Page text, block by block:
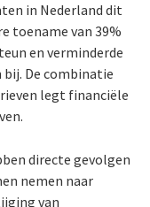
in Nederland dit
toename van 39%
en verminderde
De combinatie
legt financiële
directe gevolgen
nemen naar
van